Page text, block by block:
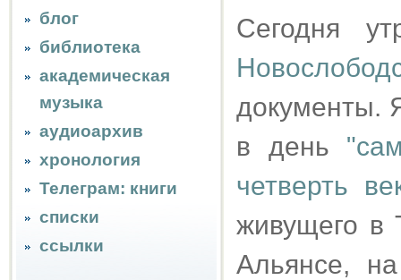
блог
библиотека
академическая
музыка
аудиоархив
хронология
Телеграм: книги
списки
ссылки
Сегодня
документы.
в день
четверть
живущего в
Альянсе,